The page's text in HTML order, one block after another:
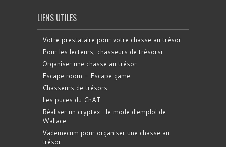
LIENS UTILES
Votre prestataire pour votre chasse au trésor
Pour les lecteurs, chasseurs de trésorsr
Organiser une chasse au trésor
Escape room - Escape game
Chasseurs de trésors
Les puces du ChAT
Réaliser un cryptex : le mode d'emploi de
Wallace
Vademecum pour organiser une chasse au
trésor